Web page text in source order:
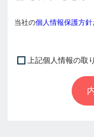
当社の個人情報保護方針
上記個人情報の取